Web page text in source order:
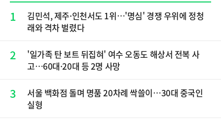
1
김민석, 제주·인천서도 1위…'명심' 경쟁 우위에 정청
래와 격차 벌렸다
2
'일가족 탄 보트 뒤집혀' 여수 오동도 해상서 전복 사
고…60대·20대 등 2명 사망
3
서울 백화점 돌며 명품 20차례 싹쓸이…30대 중국인
실형